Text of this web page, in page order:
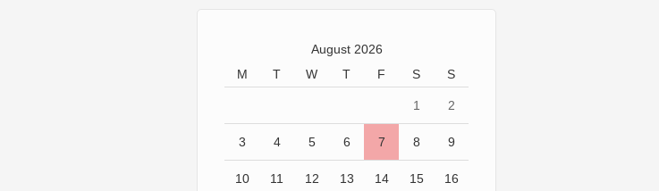
August 2026
M
T W T F S S
1 2
3 4 5 6 7 8 9
10 11 12 13 14 15 16